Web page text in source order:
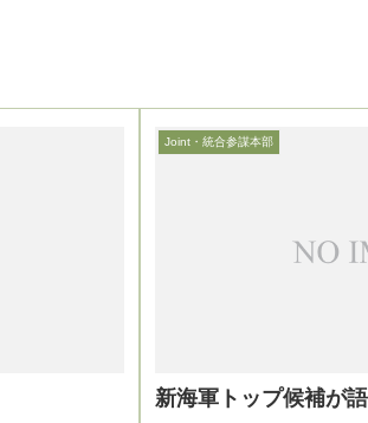
Joint・統合参謀本部
新海軍トップ候補が